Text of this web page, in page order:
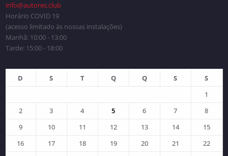
info@autores.club
Horário COVID 19
(acesso limitado às nossas instalações)
Manhã: 10:00 - 13:00
Tarde: 15:00 - 18:00
D S T Q Q S
S
1
2
3 4 5 6 7
8
9
10 11 12 13 14
15
16
17 18 19 20 21
22